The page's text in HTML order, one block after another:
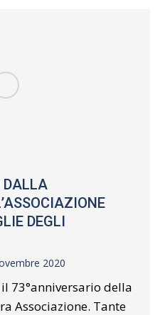
DALLA
DEGLI
2020
il 73°anniversario della
Associazione. Tante